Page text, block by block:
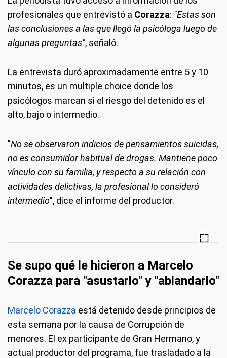
profesionales que entrevistó a Corazza: "Estas son
las conclusiones a las que llegó la psicóloga luego de
algunas preguntas", señaló.
La entrevista duró aproximadamente entre 5 y 10
minutos, es un multiple choice donde los
psicólogos marcan si el riesgo del detenido es el
alto, bajo o intermedio.
"No se observaron indicios de pensamientos suicidas,
no es consumidor habitual de drogas. Mantiene poco
vínculo con su familia, y respecto a su relación con
actividades delictivas, la profesional lo consideró
intermedio", dice el informe del productor.
Se supo qué le hicieron a Marcelo
Corazza para "asustarlo" y "ablandarlo"
Marcelo Corazza está detenido desde principios de
esta semana por la causa de Corrupción de
menores. El ex participante de Gran Hermano, y
actual productor del programa, fue trasladado a la